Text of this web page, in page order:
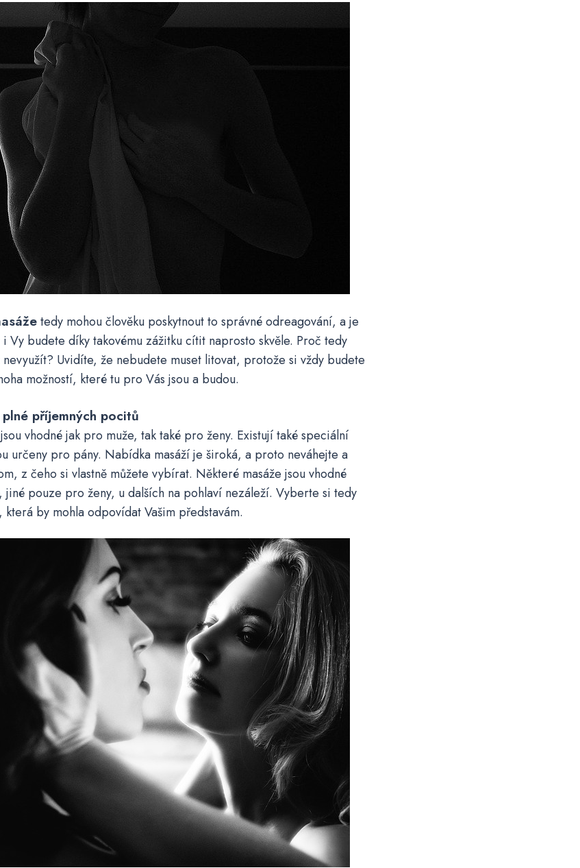
tedy mohou člověku poskytnout to správné odreagování, a je
Vy budete díky takovému zážitku cítit naprosto skvěle. Proč tedy
nevyužít? Uvidíte, že nebudete muset litovat, protože si vždy budete
možností, které tu pro Vás jsou a budou.
příjemných pocitů
vhodné jak pro muže, tak také pro ženy. Existují také speciální
určeny pro pány. Nabídka masážíje široká, a proto neváhejte a
z čeho si vlastně můžete vybírat. Některé masáže jsou vhodné
jiné pouze pro ženy, u dalších na pohlaví nezáleží. Vyberte si tedy
která by mohla odpovídat Vašim představám.